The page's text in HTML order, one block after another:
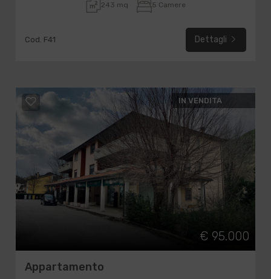
243 mq 5 Camere
Cod. F41 Dettagli
IN VENDITA
€ 95.000
Appartamento